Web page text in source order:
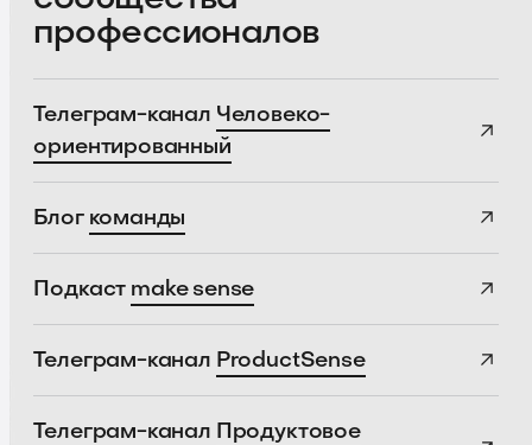
профессионалов
Телеграм-канал Человеко-
ориентированный
Блог команды
Подкаст make sense
Телеграм-канал ProductSense
Телеграм-канал Продуктовое